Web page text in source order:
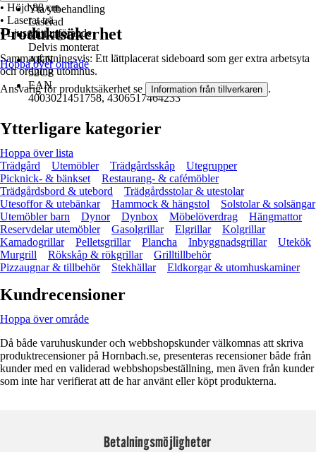
Yta/ytbehandling
Laserad
Montagetyp
Delvis monterat
AKN
52CP
EAN
4003021451758, 4306517464233
• Höjd 88 cm
• Laserat trä
• Ljusgrått utförande
Sammanfattningsvis: Ett lättplacerat sideboard som ger extra arbetsyta
och ordning utomhus.
Produktsäkerhet
Hoppa över område
Ansvarig för produktsäkerhet se Information från tillverkaren .
Ytterligare kategorier
Hoppa över lista
Trädgård
Utemöbler Trädgårdsskåp
Utegrupper
Picknick- & bänkset
Restaurang- & cafémöbler
Trädgårdsbord & utebord
Trädgårdsstolar & utestolar
Utesoffor & utebänkar
Hammock & hängstol
Solstolar & solsängar
Utemöbler barn
Dynor Dynbox Möbelöverdrag
Hängmattor
Reservdelar utemöbler
Gasolgrillar Elgrillar
Kolgrillar
Kamadogrillar
Pelletsgrillar Plancha Inbyggnadsgrillar
Utekök
Murgrill
Rökskåp & rökgrillar
Grilltillbehör
Pizzaugnar & tillbehör
Stekhällar Eldkorgar & utomhuskaminer
Kundrecensioner
Hoppa över område
Då både varuhuskunder och webbshopskunder välkomnas att skriva
produktrecensioner på Hornbach.se, presenteras recensioner både från
kunder med en validerad webbshopsbeställning, men även från kunder
som inte har verifierat att de har använt eller köpt produkterna.
Betalningsmöjligheter